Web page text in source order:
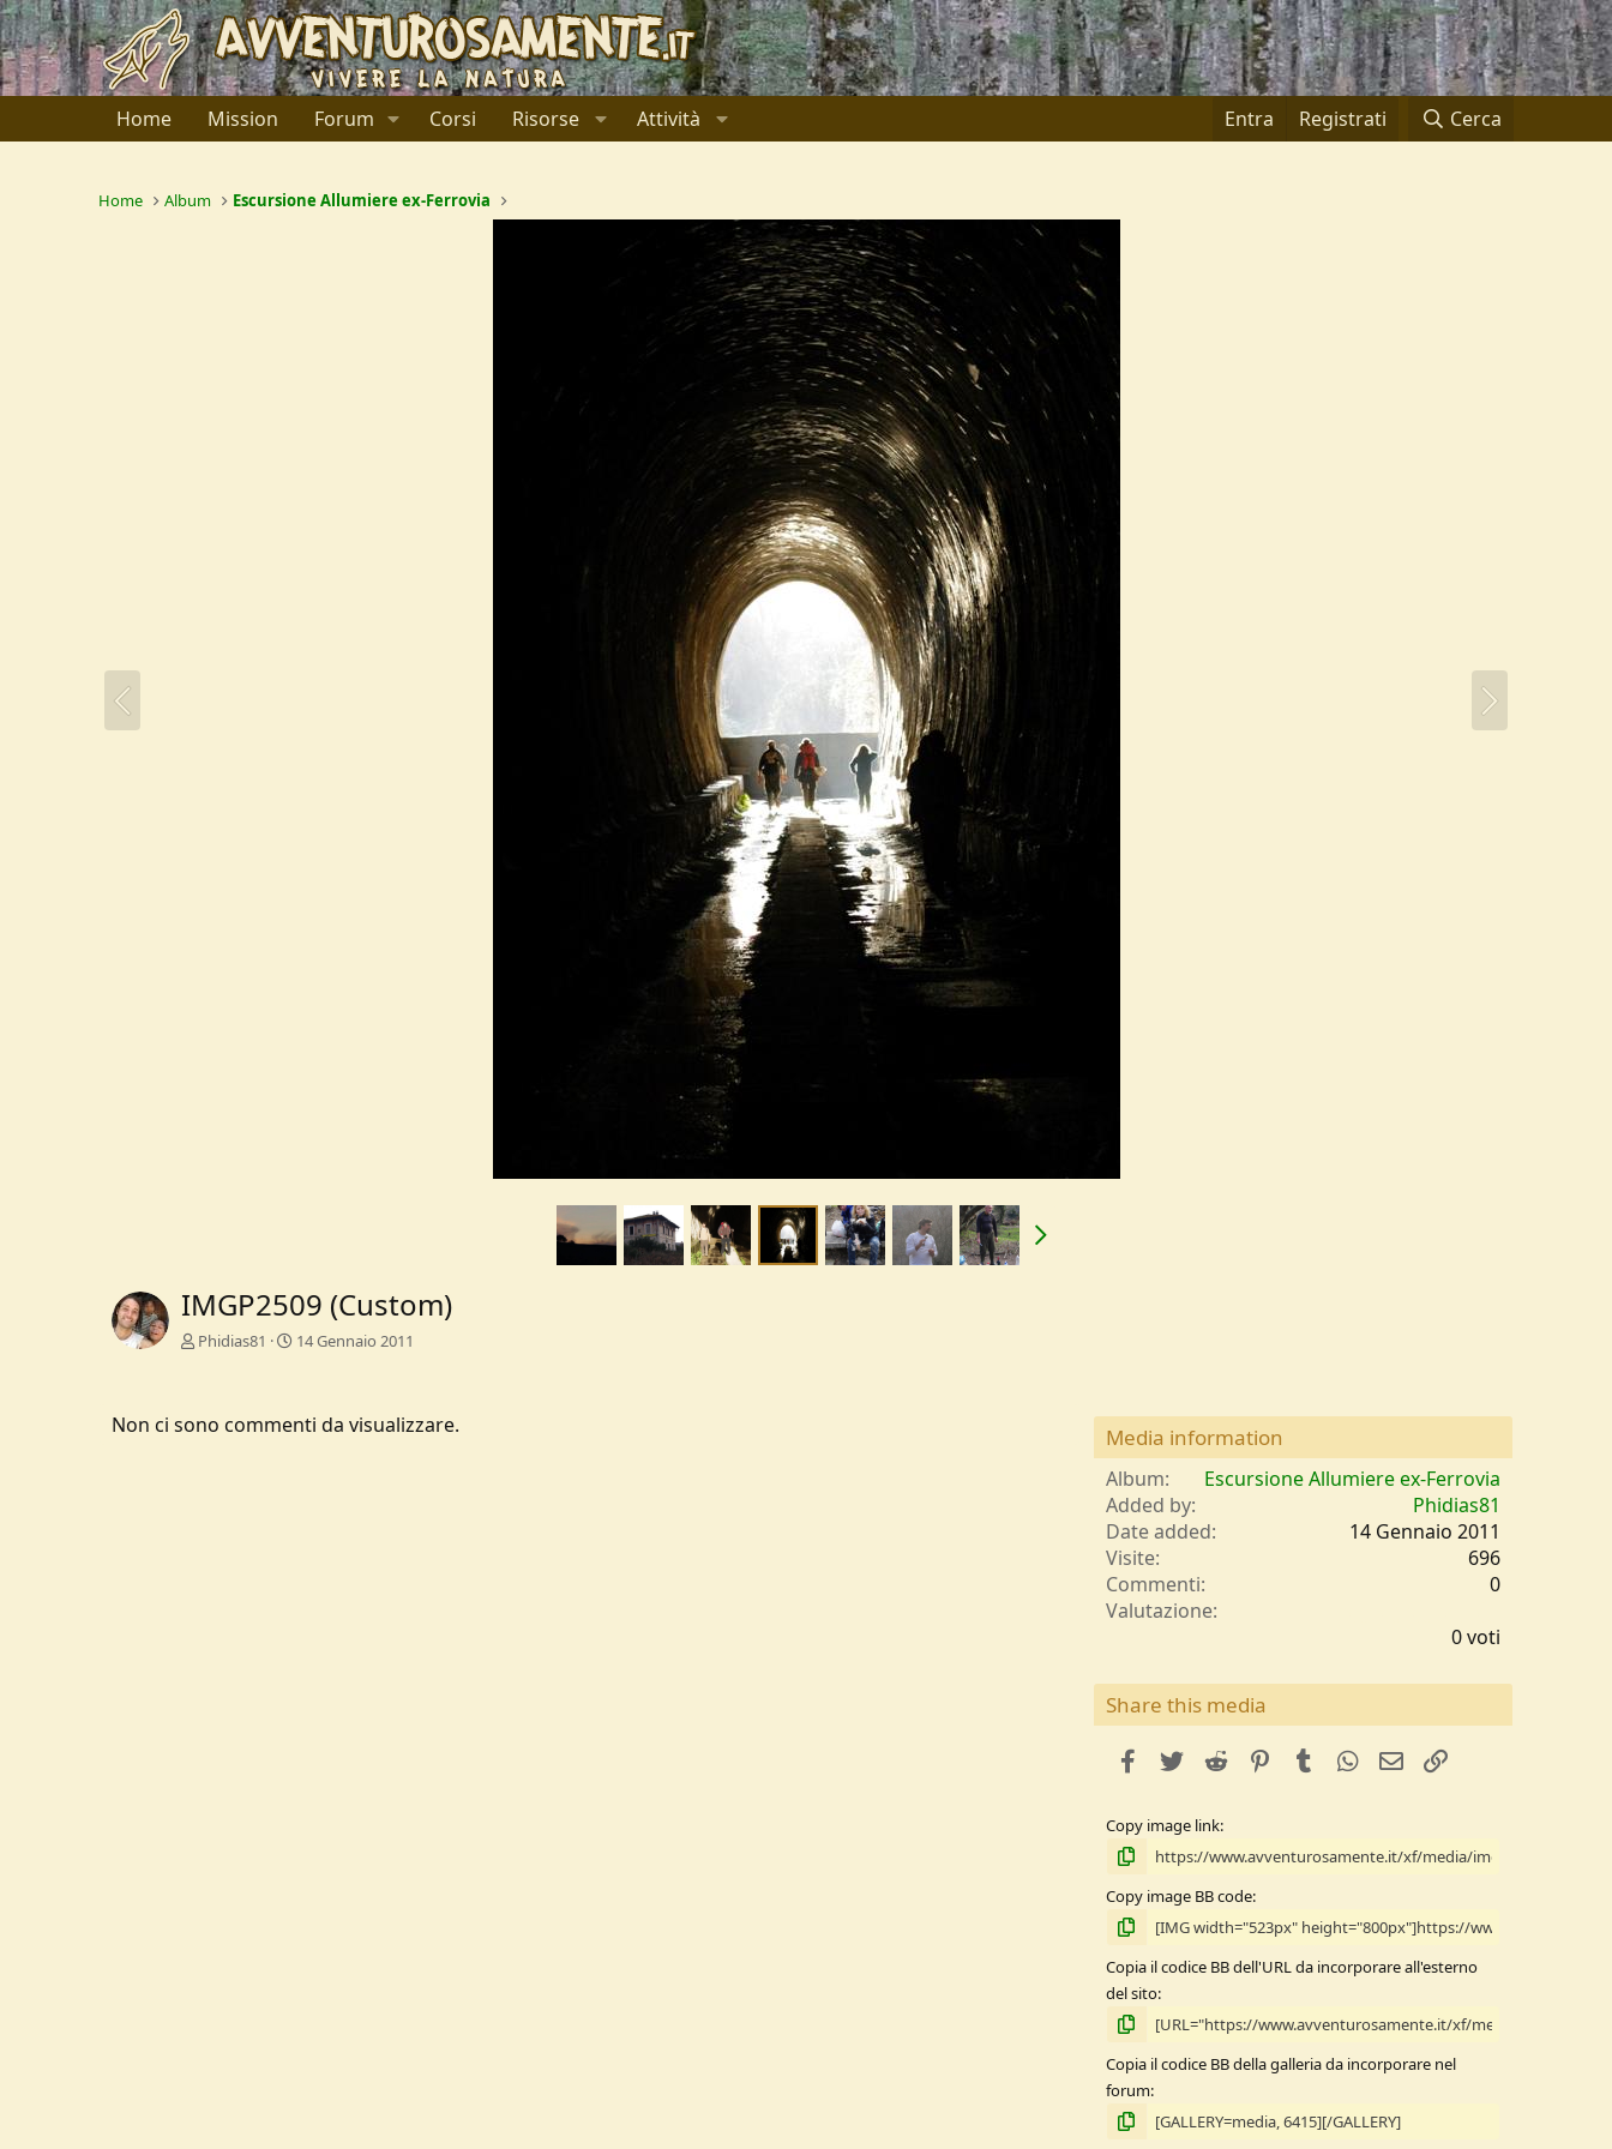
Home Mission Forum Corsi Risorse Attività Entra Registrati Cerca
Home Album Escursione Allumiere ex-Ferrovia
IMGP2509 (Custom)
Phidias81 14 Gennaio 2011
Non ci sono commenti da visualizzare. Media information
Album
Escursione Allumiere ex-Ferrovia
Added by
Phidias81
Date added
14 Gennaio 2011
Visite
696
Commenti
0
Valutazione
0
t
0 voti
Share this media
facebookTwitterReddit PinterestTumblrWhatsApp
e-mail
Copy image link
Copy image BB code
Copia il codice BB dell'URL da incorporare all'esterno
del sito
Copia il codice BB della galleria da incorporare nel
forum